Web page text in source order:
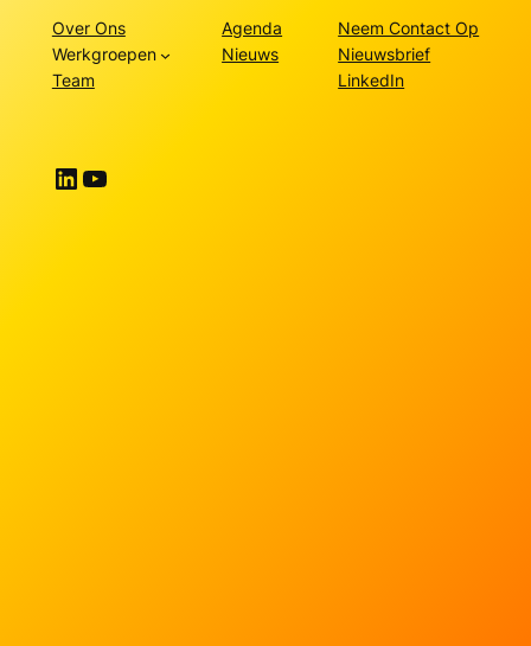
Over Ons
Werkgroepen
Team
Agenda
Nieuws
Neem Contact Op
Nieuwsbrief
LinkedIn
LinkedIn
YouTube